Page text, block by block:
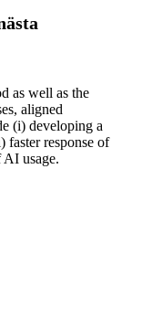
as well as the
aligned
(i) developing a
response of
usage.